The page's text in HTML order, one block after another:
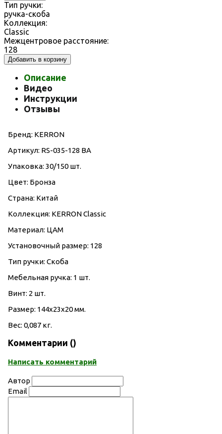
Тип ручки:
ручка-скоба
Коллекция:
Classic
Межцентровое расстояние:
128
Добавить в корзину
Описание
Видео
Инструкции
Отзывы
Бренд: KERRON
Артикул: RS-035-128 BA
Упаковка: 30/150 шт.
Цвет: Бронза
Страна: Китай
Коллекция: KERRON Classic
Материал: ЦАМ
Установочный размер: 128
Тип ручки: Скоба
Мебельная ручка: 1 шт.
Винт: 2 шт.
Размер: 144х23х20 мм.
Вес: 0,087 кг.
Комментарии ()
Написать комментарий
Автор
Email